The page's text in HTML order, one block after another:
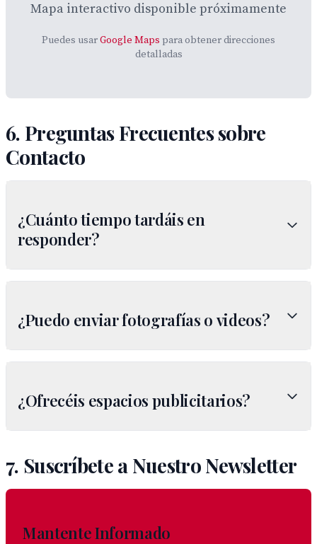
Mapa interactivo disponible próximamente
Puedes usarGoogle Maps para obtener direcciones
detalladas
6. Preguntas Frecuentes sobre
Contacto
¿Cuánto tiempo tardáis en
responder?
¿Puedo enviar fotografías o videos?
¿Ofrecéis espacios publicitarios?
7. Suscríbete a Nuestro Newsletter
Mantente Informado